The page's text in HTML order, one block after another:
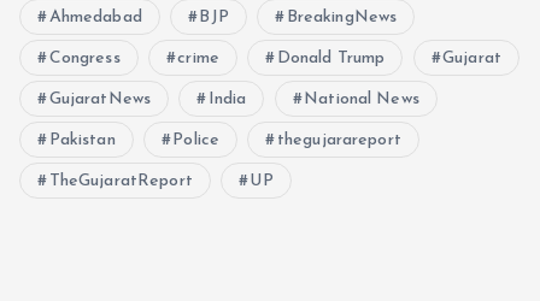
Ahmedabad BJP BreakingNews
Congress crime Donald Trump Gujarat
GujaratNews India National News
Pakistan Police thegujarareport
TheGujaratReport UP